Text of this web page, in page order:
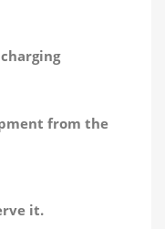
from the
it.